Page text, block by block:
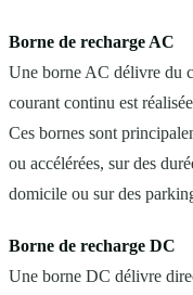
Borne de recharge AC
Une borne AC délivre du
courant continu est
Ces bornes sont
ou accélérées, sur des
domicile ou sur des
Borne de recharge DC
Une borne DC délivre